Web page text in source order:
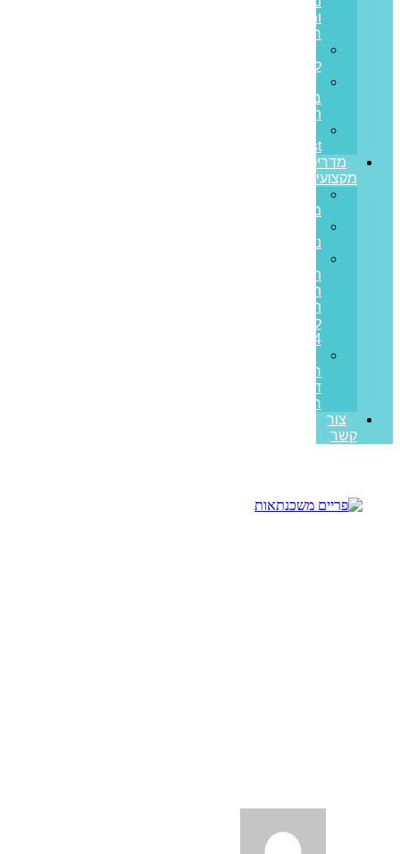
ותזרים
חיובי
לעסקים
בערבות
המדינה
Invest
מדריכים
מקצועיים
משתנה
נומינלית
תשומות
הבנייה
תחזית
לשנת
2024
רכישה
דירה
ראשונה
צור
קשר